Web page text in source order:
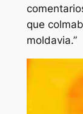
que
moldavia.”